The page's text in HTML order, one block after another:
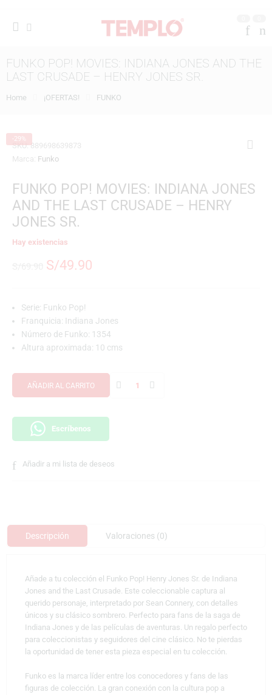
FUNKO POP! MOVIES: INDIANA JONES AND THE
LAST CRUSADE – HENRY JONES SR.
Home ¡OFERTAS! FUNKO
-29%
SKU:889698639873
Marca: Funko
FUNKO POP! MOVIES: INDIANA JONES
AND THE LAST CRUSADE – HENRY
JONES SR.
Hay existencias
S/49.90
Serie: Funko Pop!
Franquicia: Indiana Jones
Número de Funko: 1354
Altura aproximada: 10 cms
AÑADIR AL CARRITO
Escríbenos
Añadir a mi lista de deseos
Descripción Valoraciones (0)
Añade a tu colección el Funko Pop! Henry Jones Sr. de Indiana
Jones and the Last Crusade. Este coleccionable captura al
querido personaje, interpretado por Sean Connery, con detalles
únicos y su clásico sombrero. Perfecto para fans de la saga de
Indiana Jones y de las películas de aventuras. Un regalo perfecto
para coleccionistas y seguidores del cine clásico. No te pierdas
la oportunidad de tener esta pieza especial en tu colección.
Funko es la marca líder entre los conocedores y fans de las
figuras de colección. La gran conexión con la cultura pop a